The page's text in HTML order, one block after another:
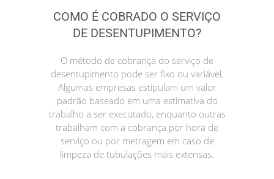
COMO É COBRADO O SERVIÇO
DE DESENTUPIMENTO?
O método de cobrança do serviço de
desentupimento pode ser fixo ou variável.
Algumas empresas estipulam um valor
padrão baseado em uma estimativa do
trabalho a ser executado, enquanto outras
trabalham com a cobrança por hora de
serviço ou por metragem em caso de
limpeza de tubulações mais extensas.